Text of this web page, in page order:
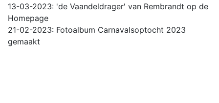
13-03-2023: 'de Vaandeldrager' van Rembrandt op de
Homepage
21-02-2023: Fotoalbum Carnavalsoptocht 2023
gemaakt